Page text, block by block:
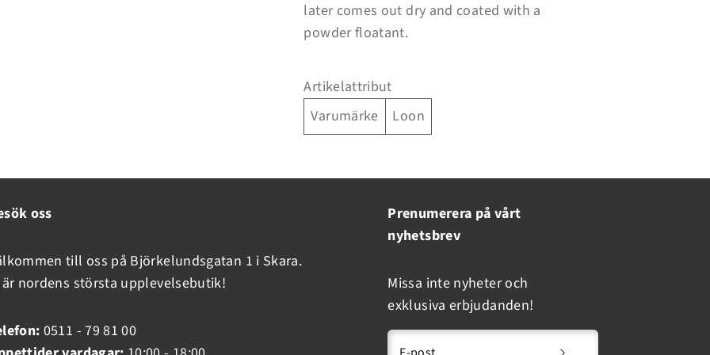
later comes out dry and coated with a
powder floatant.
Artikelattribut
Varumärke
Loon
oss
till oss på Björkelundsgatan 1 i Skara.
är nordens största upplevelsebutik!
0511 - 79 81 00
Prenumerera på vårt
nyhetsbrev
Missa inte nyheter och
exklusiva erbjudanden!
och se dina tidigare sparade artiklar.